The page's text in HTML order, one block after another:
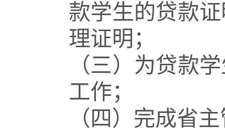
款学生的贷款
理证明；
（三）为贷款
工作；
（四）完成省